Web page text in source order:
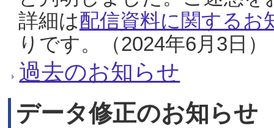
詳細は配信資料に関するお
りです。（2024年6月3日）
過去のお知らせ
データ修正のお知らせ